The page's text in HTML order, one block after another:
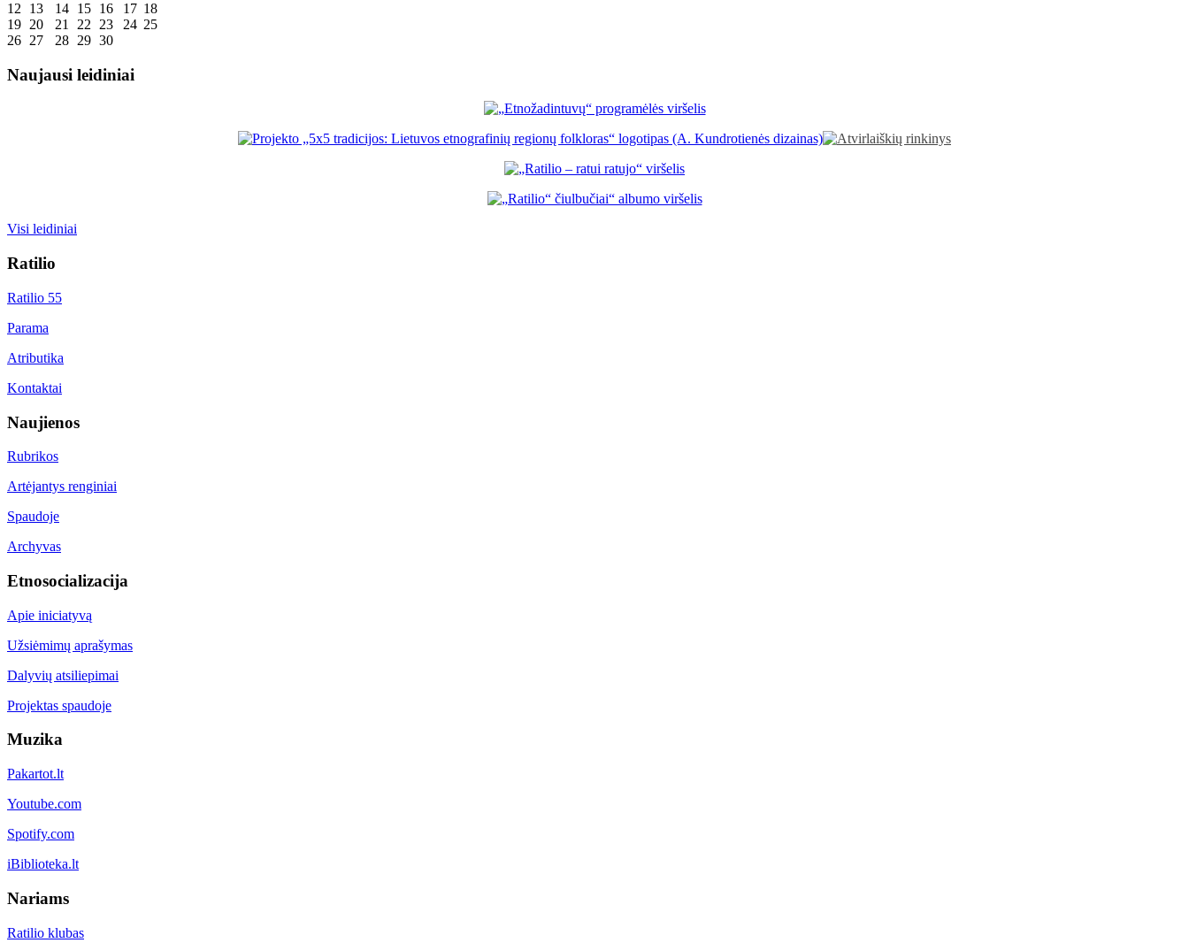
12
13 14 15 16 17 18
19 20 21 22 23 24 25
26 27 28 29 30
Naujausi leidiniai
Visi leidiniai
Ratilio
Ratilio 55
Parama
Atributika
Kontaktai
Naujienos
Rubrikos
Artėjantys renginiai
Spaudoje
Archyvas
Etnosocializacija
Apie iniciatyvą
Užsiėmimų aprašymas
Dalyvių atsiliepimai
Projektas spaudoje
Muzika
Pakartot.lt
Youtube.com
Spotify.com
iBiblioteka.lt
Nariams
Ratilio klubas